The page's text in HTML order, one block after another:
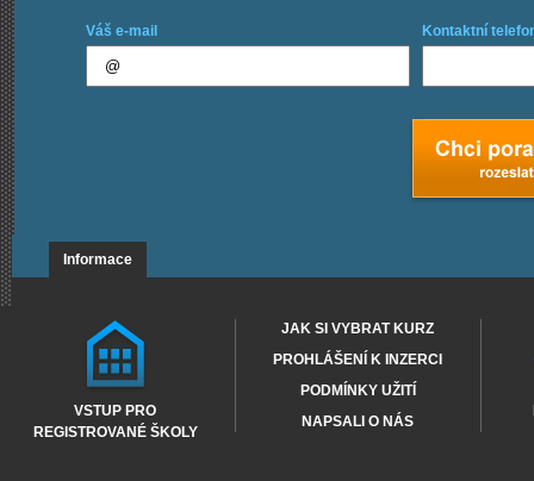
Váš e-mail Kontaktní
Informace
VSTUP PRO
REGISTROVANÉ ŠKOLY
JAK SI VYBRAT KURZ
PROHLÁŠENÍ K INZERCI
PODMÍNKY UŽITÍ
NAPSALI O NÁS